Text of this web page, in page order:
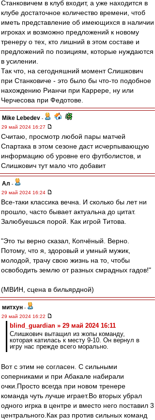
Станковичем в клуб входит, а уже находится в
клубе достаточное количество времени, чтоб
иметь представление об имеющихся в наличии
игроках и возможно предложений к новому
тренеру о тех, кто лишний в этом составе и
предложений по позициям, которые нуждаются
в усилении.
Так что, на сегодняшний момент Слишкович
при Станковиче - это было бы что-то подобное
нахождению Рианчи при Каррере, ну или
Черчесова при Федотове.
Mike Lebedev -
29 май 2024 16:27
Считаю, просмотр любой пары матчей
Спартака в этом сезоне даст исчерпывающую
информацию об уровне его футболистов, и
Слишкович тут мало что добавит
Ал -
29 май 2024 16:24
Все-таки классика вечна. И сколько бы лет ни
прошло, часто бывает актуальна до цитат.
Залюбуешься порой. Как игрой Титова.
"Это ты верно сказал, Копчёный. Верно.
Потому, что я, здоровый и умный мужик,
молодой, трачу свою жизнь на то, чтобы
освободить землю от разных смрадных гадов!"
(МВИН, сцена в бильярдной)
митхун -
29 май 2024 16:22
blind_guardian » 29 май 2024 16:11
Слишкович вытащил из жопы команду,
которая катилась к месту 9-10. Он вернул в
игру нас прежде всего морально.
Вот с этим не согласен. С сильными
соперниками и при Абакале набирали
очки.Просто всегда при новом тренере
команда чуть лучше играет.Во вторых убрал
одного игрка в центре и вместо него поставил 3
центрального.Как раз против сильных команд